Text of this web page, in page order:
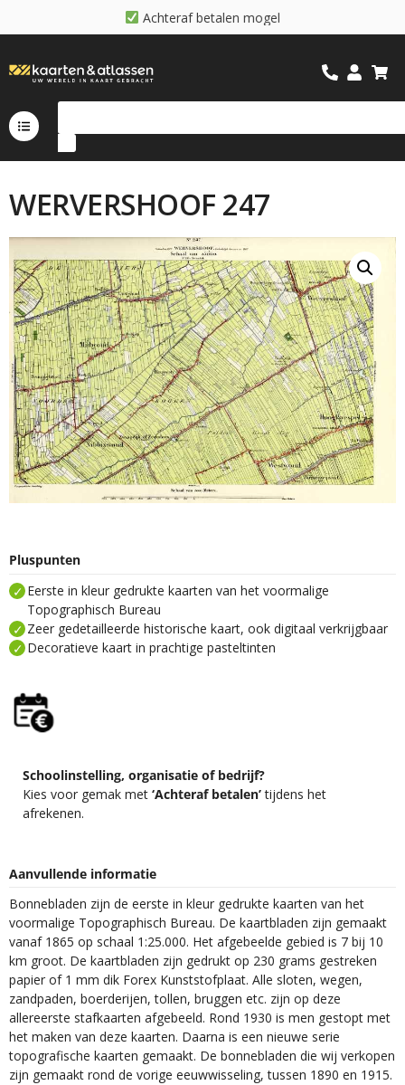
Achteraf betalen mogel
WERVERSHOOF 247
Pluspunten
Eerste in kleur gedrukte kaarten van het voormalige
Topographisch Bureau
Zeer gedetailleerde historische kaart, ook digitaal verkrijgbaar
Decoratieve kaart in prachtige pasteltinten
Schoolinstelling, organisatie of bedrijf?
Kies voor gemak met ‘Achteraf betalen’tijdens het
afrekenen.
Aanvullende informatie
Bonnebladen zijn de eerste in kleur gedrukte kaarten van het
voormalige Topographisch Bureau. De kaartbladen zijn gemaakt
vanaf 1865 op schaal 1:25.000. Het afgebeelde gebied is 7 bij 10
km groot. De kaartbladen zijn gedrukt op 230 grams gestreken
papier of 1 mm dik Forex Kunststofplaat. Alle sloten, wegen,
zandpaden, boerderijen, tollen, bruggen etc. zijn op deze
allereerste stafkaarten afgebeeld. Rond 1930 is men gestopt met
het maken van deze kaarten. Daarna is een nieuwe serie
topografische kaarten gemaakt. De bonnebladen die wij verkopen
zijn gemaakt rond de vorige eeuwwisseling, tussen 1890 en 1915.